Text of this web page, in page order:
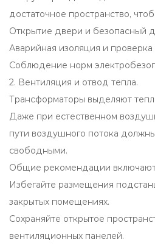
достаточное пространство,
Открытие двери и безопасный
Аварийная изоляция и проверка
Соблюдение норм
2. Вентиляция и отвод тепла.
Трансформаторы выделяют
Даже при естественном
пути воздушного потока должны
свободными.
Общие рекомендации
Избегайте размещения
закрытых помещениях.
Сохраняйте открытое
вентиляционных панелей.